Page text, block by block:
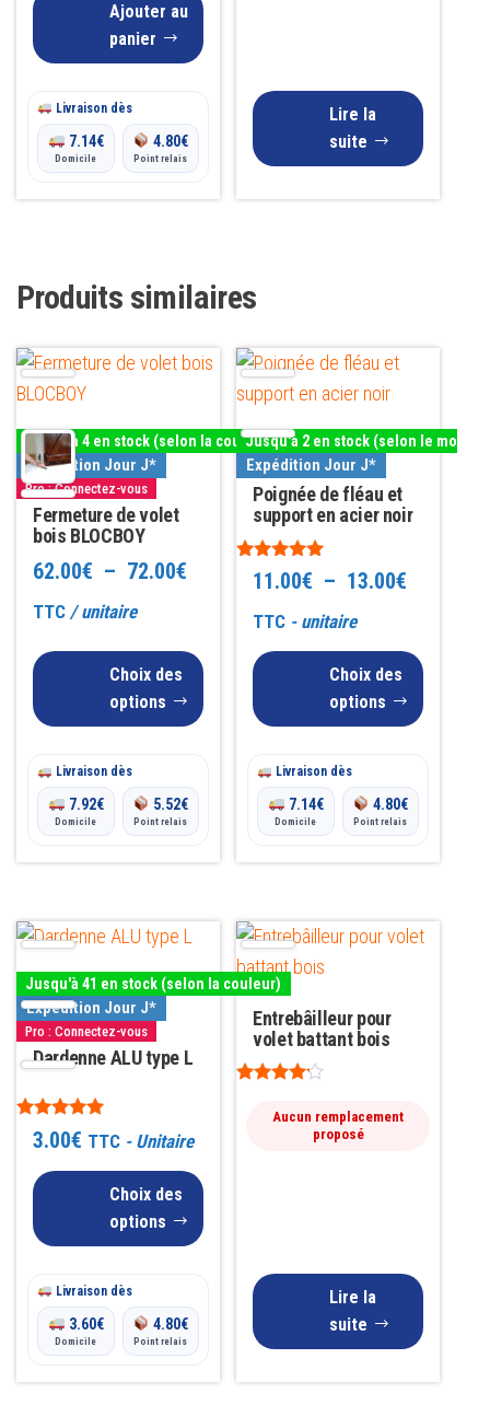
Ajouter au
panier
Livraison dès
7.14€
Domicile
4.80€
Point relais
Lire la
suite
Produits similaires
Jusqu'à 4 en stock (selon la couleur)
Expédition Jour J*
Pro : Connectez-vous
Fermeture de volet
bois BLOCBOY
62.00€ – 72.00€
prix :
à
TTC / unitaire
Choix des
options
Ce
produit
a
plusieurs
variations.
Les
options
peuvent
être
sur
page
produit
Livraison dès
7.92€
Domicile
5.52€
Point relais
Jusqu'à 2 en stock (selon le
Expédition Jour J*
Poignée de fléau et
support en acier noir
Note
5.0011.00€ – 13.00€Plage
prix :
11.00€
TTC- unitaire
Choix des
options
Ce
produit
a
plusieurs
variations.
Les
options
peuvent
sur
page
produit
Livraison dès
7.14€
Domicile
4.80€
Point relais
Jusqu'à 41 en stock (selon la couleur)
Expédition Jour J*
Pro : Connectez-vous
Dardenne ALU type L
Note
5.00
3.00€ TTC - Unitaire
Choix des
options
Ce
a
plusieurs
variations.
options
peuvent
être
sur
page Livraison dès
3.60€
Domicile
4.80€
Point relais
Entrebâilleur pour
volet battant bois
Aucun remplacement
proposé
Lire la
suite